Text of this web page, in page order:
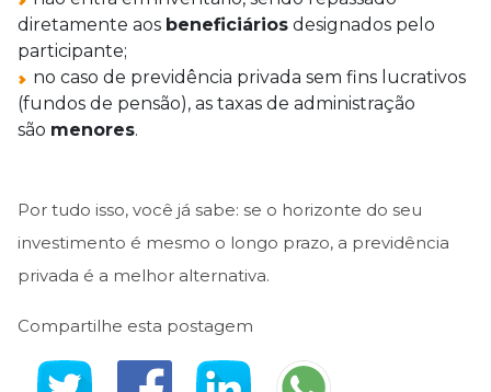
diretamente aos beneficiários designados pelo
participante;
no caso de previdência privada sem fins lucrativos
(fundos de pensão), as taxas de administração
são menores.
Por tudo isso, você já sabe: se o horizonte do seu
investimento é mesmo o longo prazo, a previdência
privada é a melhor alternativa.
Compartilhe esta postagem